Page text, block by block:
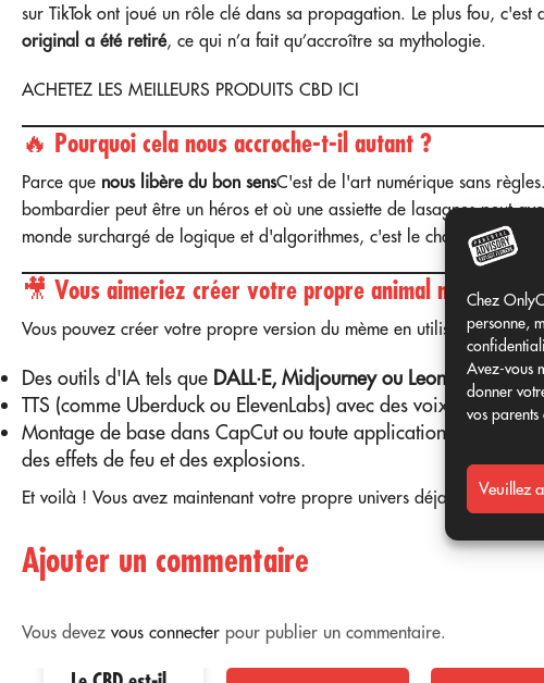
Chez
personne,
Avez-vous
donner
vos
Veuillez
sur TikTok ont joué un rôle clé dans sa propagation. Le plus fou, c'est
original a été retiré, ce qui n’a fait qu’accroître sa mythologie.
ACHETEZ LES MEILLEURS PRODUITS CBD ICI
🔥 Pourquoi cela nous accroche-t-il autant ?
Parce que nous libère du bon sensC'est de l'art numérique sans
bombardier peut être un héros et où une assiette de lasagnes peut
monde surchargé de logique et d'algorithmes, c'est le chaos créatif à
🎥 Vous aimeriez créer votre propre animal
Vous pouvez créer votre propre version du mème en utilisant :
Des outils d'IA tels que DALL·E, Midjourney ou Leonardo.AI
TTS (comme Uberduck ou ElevenLabs) avec des voix italiennes
Montage de base dans CapCut ou toute application qui vous
des effets de feu et des explosions.
Et voilà ! Vous avez maintenant votre propre univers déjanté.
Ajouter un commentaire
Vous devez vous connecter pour publier un commentaire.